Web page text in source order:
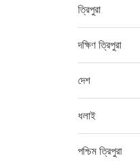
ত্রিপুরা
দক্ষিণ ত্রিপুরা
দেশ
ধলাই
পশ্চিম ত্রিপুরা